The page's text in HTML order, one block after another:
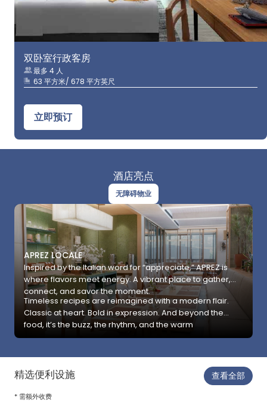
双卧室行政客房
最多 4 人
63 平方米/ 678 平方英尺
立即预订
酒店亮点
无障碍物业
APREZ LOCALE
Inspired by the Italian word for “appreciate,” APREZ is
where flavors meet energy. A vibrant place to gather,
connect, and savor the moment.
Timeless recipes are reimagined with a modern flair.
Classic at heart. Bold in expression. And beyond the
food, it’s the buzz, the rhythm, and the warm
atmosphere that make every visit lively, memorable,
精选便利设施
* 需额外收费
查看全部